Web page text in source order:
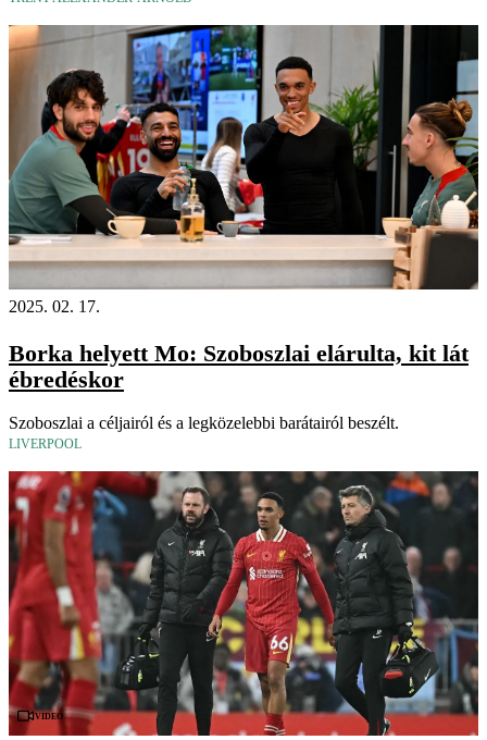
2025. 02. 17.
Borka helyett Mo: Szoboszlai elárulta, kit lát
ébredéskor
Szoboszlai a céljairól és a legközelebbi barátairól beszélt.
LIVERPOOL
Videó